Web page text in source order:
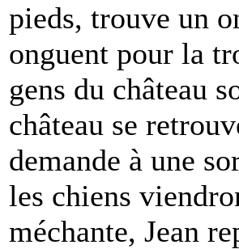
pieds, trouve un
onguent pour la
gens du château
château se
demande à une
les chiens
méchante, Jean